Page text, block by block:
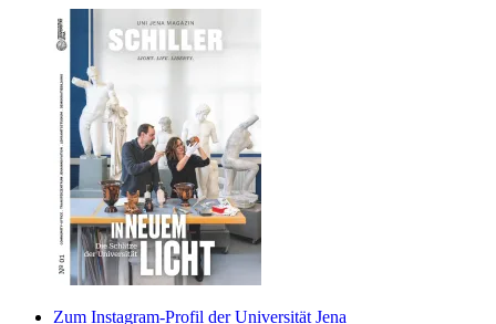
Zum Instagram-Profil der Universität Jena